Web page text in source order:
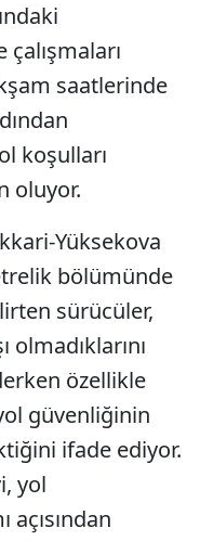
saatlerinde
koşulları
oluyor.
Yüksekova
bölümünde
sürücüler,
özellikle
güvenliğinin
ifade ediyor.
yol
açısından